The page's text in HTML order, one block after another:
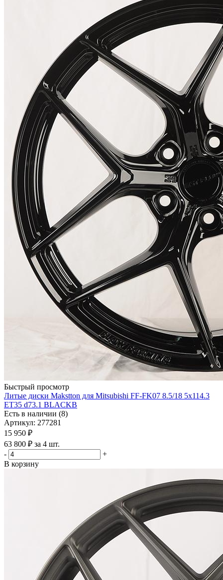
Быстрый просмотр
Литые диски Makstton для Mitsubishi FF-FK07 8.5/18 5x114.3
ET35 d73.1 BLACKB
Есть в наличии (8)
Артикул: 277281
15 950 ₽
63 800 ₽ за 4 шт.
-
+
В корзину